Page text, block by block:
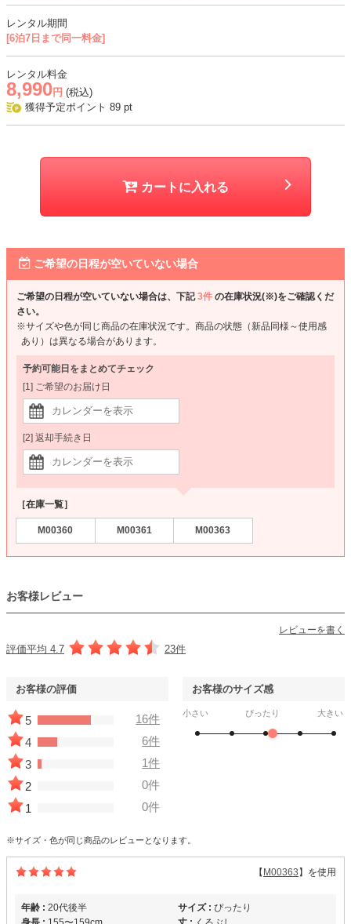
・パンツはジャケットと同じ生地に同色裏地の二枚重ね
結婚式、入学式、卒業式、学校行事、式典、七五三、お宮参りなど
レンタル期間
[6泊7日まで同一料金]
レンタル料金
8,990 円 (税込)
獲得予定ポイント 89 pt
カートに入れる
ご希望の日程が空いていない場合
ご希望の日程が空いていない場合は、下記3件 の在庫状況(※)をご確認くだ
さい。
※サイズや色が同じ商品の在庫状況です。商品の状態（新品同様～使用感
あり）は異なる場合があります。
予約可能日をまとめてチェック
[1] ご希望のお届け日
[2] 返却手続き日
［在庫一覧］
M00360 M00361 M00363
お客様レビュー
レビューを書く
評価平均 4.7 23件
お客様の評価
5
16件
4
6件
3
1件
2
0件
1
0件
お客様のサイズ感
小さい ぴったり 大きい
※サイズ・色が同じ商品のレビューとなります。
【M00363】を使用
年齢 : 20代後半
サイズ : ぴったり